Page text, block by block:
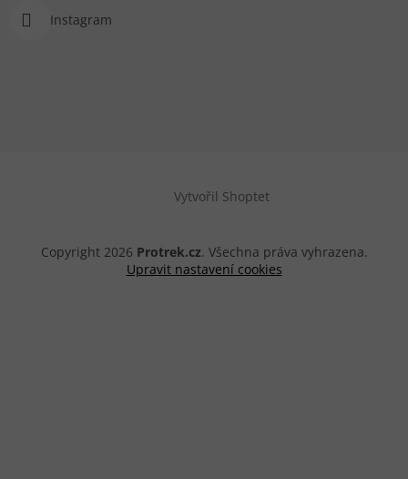
Instagram
Vytvořil Shoptet
Copyright 2026 Protrek.cz. Všechna práva vyhrazena.
Upravit nastavení cookies